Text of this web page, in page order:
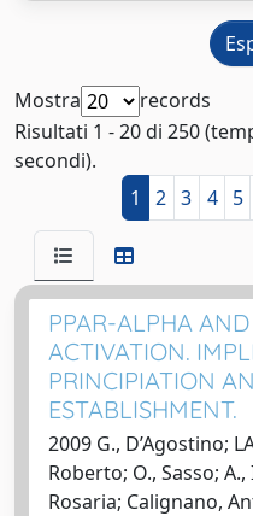
Mostra
records
Risultati 1 - 20 di 250
secondi).
1
2 3 4 5
PPAR-ALPHA
ACTIVATION.
PRINCIPIATION
ESTABLISHMENT.
2009 G., D’Agostino;
Roberto; O., Sasso;
Rosaria; Calignano,